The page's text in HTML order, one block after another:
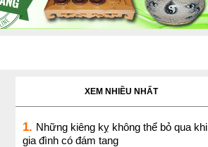
XEM NHIỀU NHẤT
1. Những kiêng kỵ không thể bỏ qua khi
gia đình có đám tang